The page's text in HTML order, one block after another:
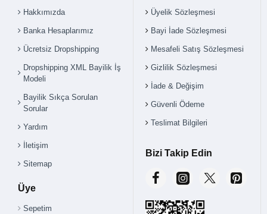
Hakkımızda
Banka Hesaplarımız
Ücretsiz Dropshipping
Dropshipping XML Bayilik İş
Modeli
Bayilik Sıkça Sorulan
Sorular
Yardım
İletişim
Sitemap
Üye
Sepetim
Üyelik Sözleşmesi
Bayi İade Sözleşmesi
Mesafeli Satış Sözleşmesi
Gizlilik Sözleşmesi
İade & Değişim
Güvenli Ödeme
Teslimat Bilgileri
Bizi Takip Edin